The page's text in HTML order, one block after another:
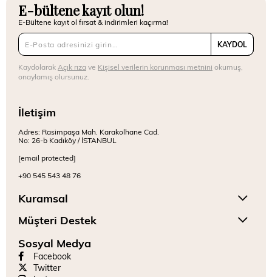
E-bültene kayıt olun!
E-Bültene kayıt ol fırsat & indirimleri kaçırma!
KAYDOL
Kaydolarak Açık rızave Kişisel verilerin korunması metnini okumuş,
onaylamış olursunuz.
İletişim
Adres: Rasimpaşa Mah. Karakolhane Cad.
No: 26-b Kadıköy / İSTANBUL
[email protected]
+90 545 543 48 76
Kuramsal
Müşteri Destek
Sosyal Medya
Facebook
Twitter